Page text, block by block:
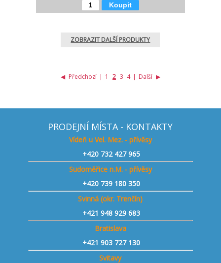
Koupit
ZOBRAZIT DALŠÍ PRODUKTY
◀ Předchozí | 1 2 3 4 | Další ▶
PRODEJNÍ MÍSTA - KONTAKTY
Vídeň u Vel. Mez. - přívěsy
+420 732 427 965
Sudoměřice n.M. - přívěsy
+420 739 180 350
Svinná (okr. Trenčín)
+421948 929 683
Bratislava
+421 903 727 130
Svitavy